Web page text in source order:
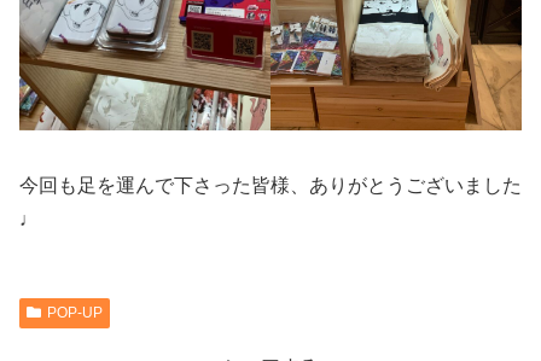
今回も足を運んで下さった皆様、ありがとうございました
♩
POP-UP